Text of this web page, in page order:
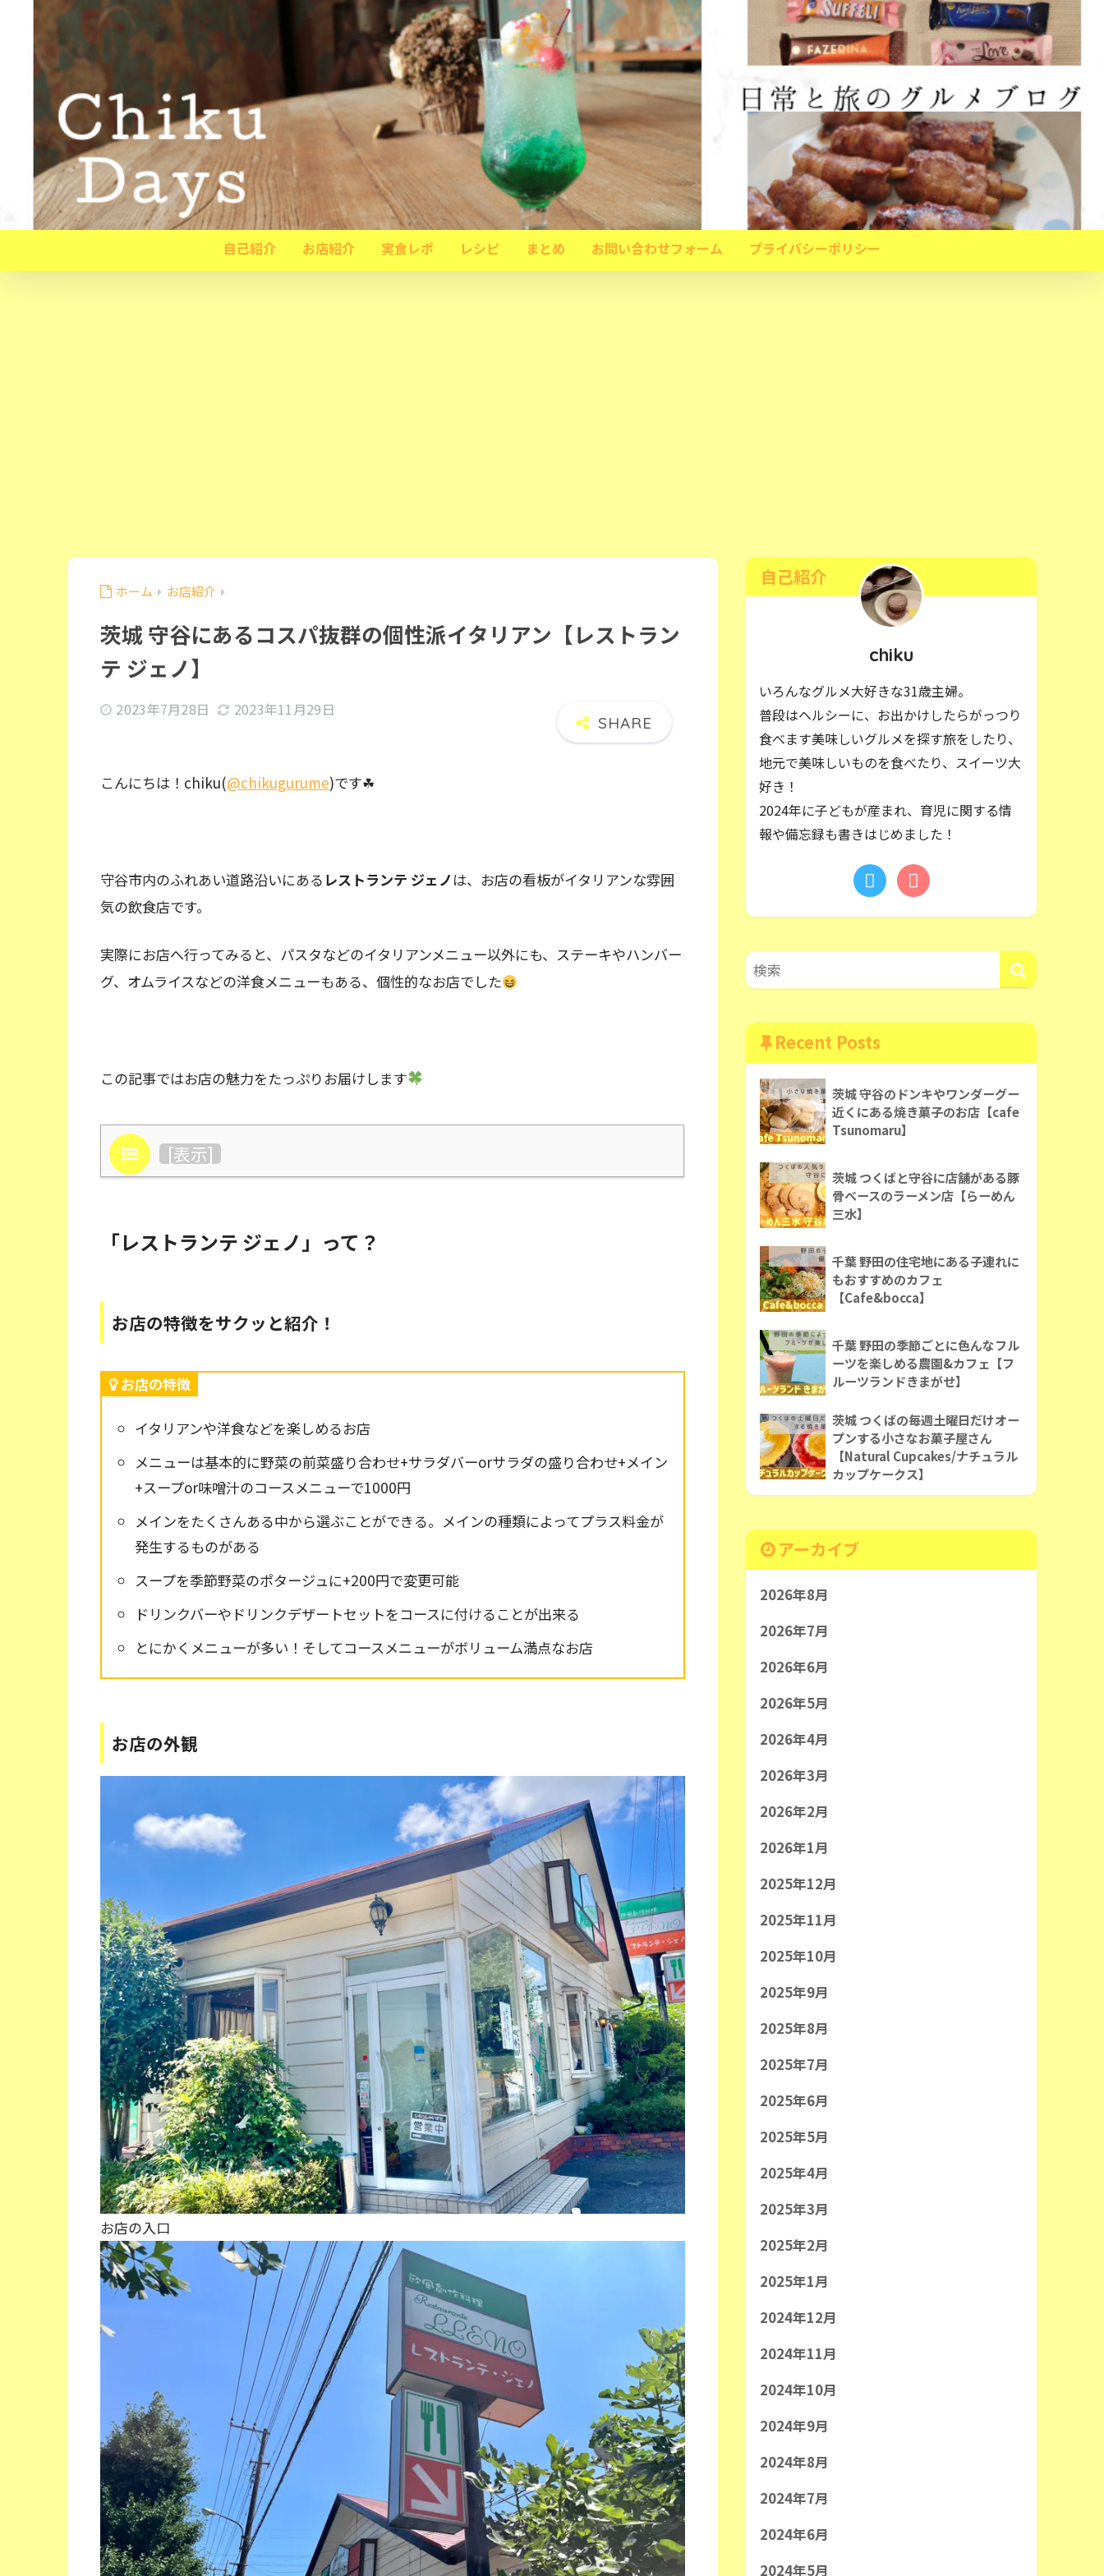
自己紹介 お店紹介 実食レポ レシピ まとめ お問い合わせフォーム プライバシーポリシー
ホーム お店紹介
茨城 守谷にあるコスパ抜群の個性派イタリアン【レストラン
テ ジェノ】
2023年7月28日 2023年11月29日
こんにちは！chiku(@chikugurume)です☘
守谷市内のふれあい道路沿いにある レストランテ ジェノ は、お店の看板がイタリアンな雰囲
気の飲食店です。
実際にお店へ行ってみると、パスタなどのイタリアンメニュー以外にも、ステーキやハンバー
グ、オムライスなどの洋食メニューもある、個性的なお店でした
この記事ではお店の魅力をたっぷりお届けします
目次 [表示]
「レストランテ ジェノ」って？
お店の特徴をサクッと紹介！
お店の特徴
イタリアンや洋食などを楽しめるお店
メニューは基本的に野菜の前菜盛り合わせ+サラダバーorサラダの盛り合わせ+メイン
+スープor味噌汁のコースメニューで1000円
メインをたくさんある中から選ぶことができる。メインの種類によってプラス料金が
発生するものがある
スープを季節野菜のポタージュに+200円で変更可能
ドリンクバーやドリンクデザートセットをコースに付けることが出来る
とにかくメニューが多い！そしてコースメニューがボリューム満点なお店
お店の外観
お店の入口
自己紹介
chiku
いろんなグルメ大好きな31歳主婦。
普段はヘルシーに、お出かけしたらがっつり
食べます美味しいグルメを探す旅をしたり、
地元で美味しいものを食べたり、スイーツ大
好き！
2024年に子どもが産まれ、育児に関する情
報や備忘録も書きはじめました！
Recent Posts
茨城 守谷のドンキやワンダーグー
近くにある焼き菓子のお店【cafe
Tsunomaru】
茨城 つくばと守谷に店舗がある豚
骨ベースのラーメン店【らーめん
三水】
千葉 野田の住宅地にある子連れに
もおすすめのカフェ
【Cafe&bocca】
千葉 野田の季節ごとに色んなフル
ーツを楽しめる農園&カフェ【フ
ルーツランドきまがせ】
茨城 つくばの毎週土曜日だけオー
プンする小さなお菓子屋さん
【Natural Cupcakes/ナチュラル
カップケークス】
アーカイブ
2026年8月
2026年7月
2026年6月
2026年5月
2026年4月
2026年3月
2026年2月
2026年1月
2025年12月
2025年11月
2025年10月
2025年9月
2025年8月
2025年7月
2025年6月
2025年5月
2025年4月
2025年3月
2025年2月
2025年1月
2024年12月
2024年11月
2024年10月
2024年9月
2024年8月
2024年7月
2024年6月
2024年5月